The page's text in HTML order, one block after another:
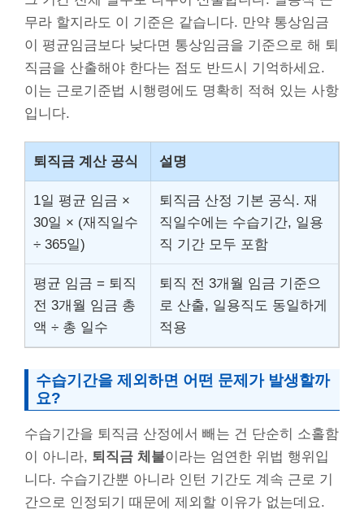
무라 할지라도 이 기준은 같습니다. 만약 통상임금
이 평균임금보다 낮다면 통상임금을 기준으로 해 퇴
직금을 산출해야 한다는 점도 반드시 기억하세요.
이는 근로기준법 시행령에도 명확히 적혀 있는 사항
입니다.
퇴직금 계산 공식 설명
1일 평균 임금 ×
30일 × (재직일수
÷ 365일)
퇴직금 산정 기본 공식. 재
직일수에는 수습기간, 일용
직 기간 모두 포함
평균 임금 = 퇴직
전 3개월 임금 총
액 ÷ 총 일수
퇴직 전 3개월 임금 기준으
로 산출, 일용직도 동일하게
적용
수습기간을 제외하면 어떤 문제가 발생할까
요?
수습기간을 퇴직금 산정에서 빼는 건 단순히 소홀함
이 아니라, 퇴직금 체불이라는 엄연한 위법 행위입
니다. 수습기간뿐 아니라 인턴 기간도 계속 근로 기
간으로 인정되기 때문에 제외할 이유가 없는데요.